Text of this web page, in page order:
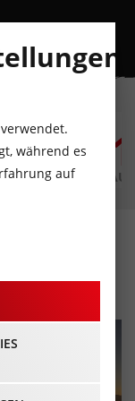
DI
11
AUGUST
Berg
Uhr
während es
auf